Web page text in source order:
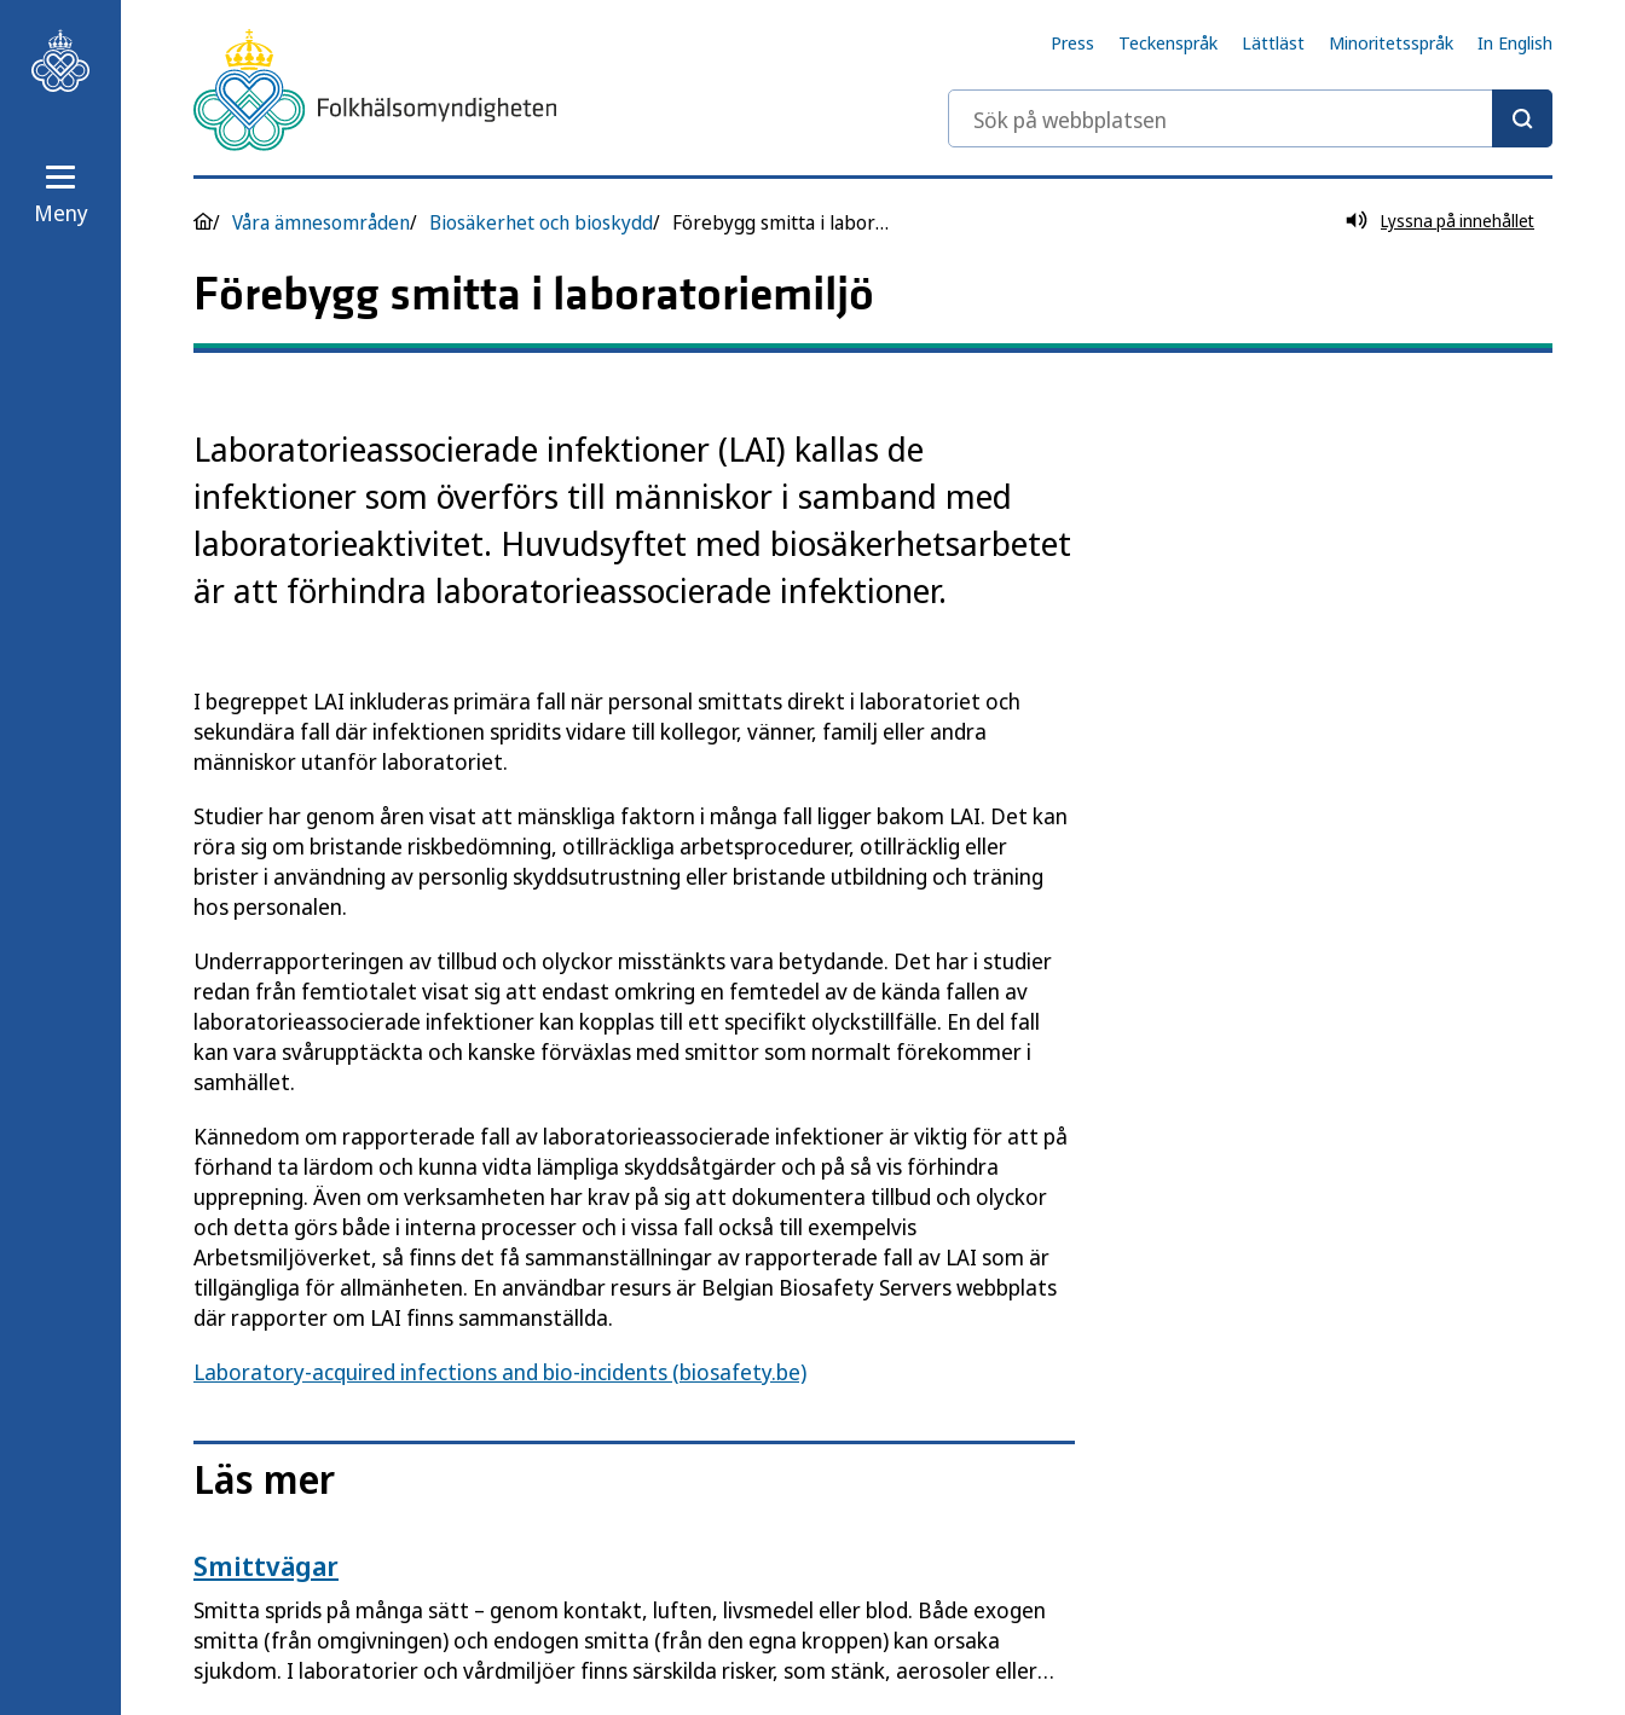
Meny
Press Teckenspråk Lättläst Minoritetsspråk In English
Sök på webbplatsen
Våra ämnesområden Biosäkerhet och bioskydd Förebygg smitta i laboratoriemiljö Lyssna på innehållet
Förebygg smitta i laboratoriemiljö
Laboratorieassocierade infektioner (LAI) kallas de
infektioner som överförs till människor i samband med
laboratorieaktivitet. Huvudsyftet med biosäkerhetsarbetet
är att förhindra laboratorieassocierade infektioner.
I begreppet LAI inkluderas primära fall när personal smittats direkt i laboratoriet och
sekundära fall där infektionen spridits vidare till kollegor, vänner, familj eller andra
människor utanför laboratoriet.
Studier har genom åren visat att mänskliga faktorn i många fall ligger bakom LAI. Det kan
röra sig om bristande riskbedömning, otillräckliga arbetsprocedurer, otillräcklig eller
brister i användning av personlig skyddsutrustning eller bristande utbildning och träning
hos personalen.
Underrapporteringen av tillbud och olyckor misstänkts vara betydande. Det har i studier
redan från femtiotalet visat sig att endast omkring en femtedel av de kända fallen av
laboratorieassocierade infektioner kan kopplas till ett specifikt olyckstillfälle. En del fall
kan vara svårupptäckta och kanske förväxlas med smittor som normalt förekommer i
samhället.
Kännedom om rapporterade fall av laboratorieassocierade infektioner är viktig för att på
förhand ta lärdom och kunna vidta lämpliga skyddsåtgärder och på så vis förhindra
upprepning. Även om verksamheten har krav på sig att dokumentera tillbud och olyckor
och detta görs både i interna processer och i vissa fall också till exempelvis
Arbetsmiljöverket, så finns det få sammanställningar av rapporterade fall av LAI som är
tillgängliga för allmänheten. En användbar resurs är Belgian Biosafety Servers webbplats
där rapporter om LAI finns sammanställda.
Laboratory-acquired infections and bio-incidents (biosafety.be)
Läs mer
Smittvägar
Smitta sprids på många sätt – genom kontakt, luften, livsmedel eller blod. Både exogen
smitta (från omgivningen) och endogen smitta (från den egna kroppen) kan orsaka
sjukdom. I laboratorier och vårdmiljöer finns särskilda risker, som stänk, aerosoler eller